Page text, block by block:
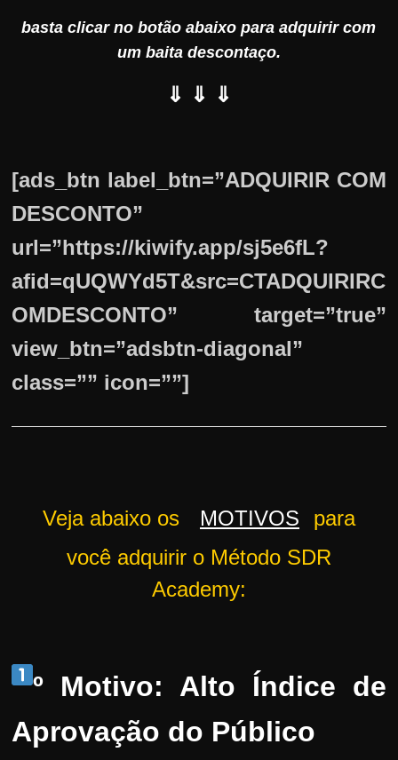
basta clicar no botão abaixo para adquirir com
um baita descontaço.
⇓ ⇓ ⇓
[ads_btn label_btn=”ADQUIRIR COM
DESCONTO”
url=”https://kiwify.app/sj5e6fL?
afid=qUQWYd5T&src=CTADQUIRIRC
OMDESCONTO” target=”true”
view_btn=”adsbtn-diagonal”
class=”” icon=””]
Veja abaixo os MOTIVOS
para
você adquirir o Método SDR
Academy:
º Motivo: Alto Índice de
Aprovação do Público